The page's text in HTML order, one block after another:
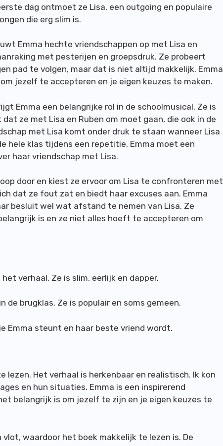
dag ontmoet ze Lisa, een outgoing en populaire
die erg slim is.
Emma hechte vriendschappen op met Lisa en
met pesterijen en groepsdruk. Ze probeert
pad te volgen, maar dat is niet altijd makkelijk. Emma
jezelf te accepteren en je eigen keuzes te maken.
Emma een belangrijke rol in de schoolmusical. Ze is
ze met Lisa en Ruben om moet gaan, die ook in de
met Lisa komt onder druk te staan wanneer Lisa
hele klas tijdens een repetitie. Emma moet een
haar vriendschap met Lisa.
door en kiest ze ervoor om Lisa te confronteren met
dat ze fout zat en biedt haar excuses aan. Emma
besluit wel wat afstand te nemen van Lisa. Ze
is en ze niet alles hoeft te accepteren om
verhaal. Ze is slim, eerlijk en dapper.
de brugklas. Ze is populair en soms gemeen.
Emma steunt en haar beste vriend wordt.
lezen. Het verhaal is herkenbaar en realistisch. Ik kon
en hun situaties. Emma is een inspirerend
belangrijk is om jezelf te zijn en je eigen keuzes te
waardoor het boek makkelijk te lezen is. De